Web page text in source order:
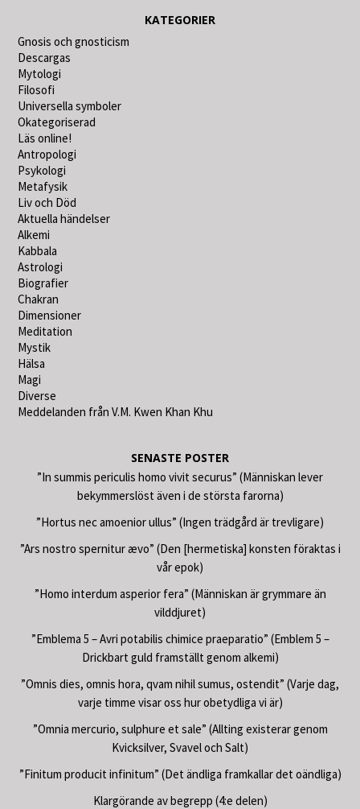
KATEGORIER
Gnosis och gnosticism
Descargas
Mytologi
Filosofi
Universella symboler
Okategoriserad
Läs online!
Antropologi
Psykologi
Metafysik
Liv och Död
Aktuella händelser
Alkemi
Kabbala
Astrologi
Biografier
Chakran
Dimensioner
Meditation
Mystik
Hälsa
Magi
Diverse
Meddelanden från V.M. Kwen Khan Khu
SENASTE POSTER
”In summis periculis homo vivit securus” (Människan lever
bekymmerslöst även i de största farorna)
”Hortus nec amoenior ullus” (Ingen trädgård är trevligare)
”Ars nostro spernitur ævo” (Den [hermetiska] konsten föraktas i
vår epok)
”Homo interdum asperior fera” (Människan är grymmare än
vilddjuret)
”Emblema 5 – Avri potabilis chimice praeparatio” (Emblem 5 –
Drickbart guld framställt genom alkemi)
”Omnis dies, omnis hora, qvam nihil sumus, ostendit” (Varje dag,
varje timme visar oss hur obetydliga vi är)
”Omnia mercurio, sulphure et sale” (Allting existerar genom
Kvicksilver, Svavel och Salt)
”Finitum producit infinitum” (Det ändliga framkallar det oändliga)
Klargörande av begrepp (4:e delen)